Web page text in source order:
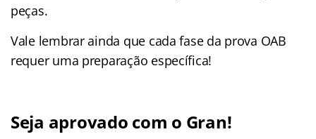
peças.
Vale lembrar ainda que cada fase da prova OAB
requer uma preparação específica!
Seja aprovado com o Gran!